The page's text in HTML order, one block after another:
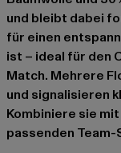
und bleibt dabei
für einen
ist – ideal für den
Match. Mehrere
und signalisieren
Kombiniere sie
passenden